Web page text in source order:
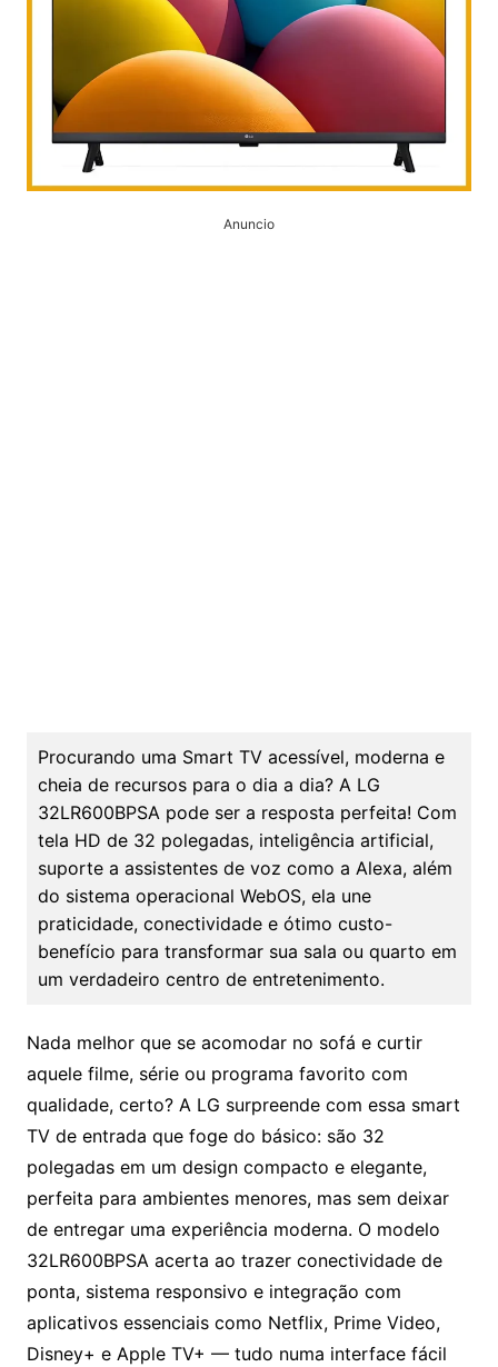
Anuncio
Procurando uma Smart TV acessível, moderna e
cheia de recursos para o dia a dia? A LG
32LR600BPSA pode ser a resposta perfeita! Com
tela HD de 32 polegadas, inteligência artificial,
suporte a assistentes de voz como a Alexa, além
do sistema operacional WebOS, ela une
praticidade, conectividade e ótimo custo-
benefício para transformar sua sala ou quarto em
um verdadeiro centro de entretenimento.
Nada melhor que se acomodar no sofá e curtir
aquele filme, série ou programa favorito com
qualidade, certo? A LG surpreende com essa smart
TV de entrada que foge do básico: são 32
polegadas em um design compacto e elegante,
perfeita para ambientes menores, mas sem deixar
de entregar uma experiência moderna. O modelo
32LR600BPSA acerta ao trazer conectividade de
ponta, sistema responsivo e integração com
aplicativos essenciais como Netflix, Prime Video,
Disney+ e Apple TV+ — tudo numa interface fácil